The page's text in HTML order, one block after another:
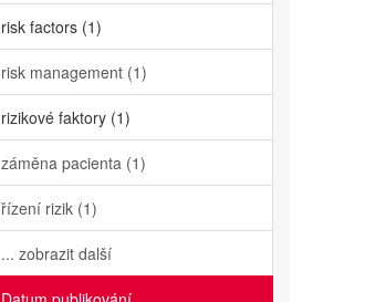
risk factors (1)
risk management (1)
rizikové faktory (1)
záměna pacienta (1)
řízení rizik (1)
... zobrazit další